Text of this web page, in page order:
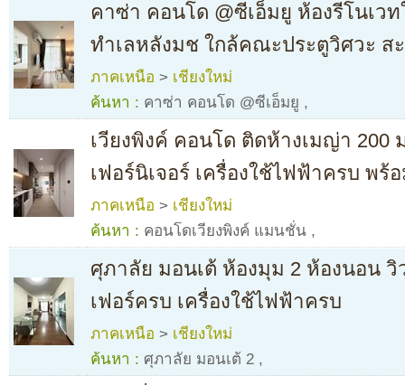
คาซ่า คอนโด @ซีเอ็มยู ห้องรีโนเว
ทำเลหลังมช ใกล้คณะประตูวิศวะ ส
ภาคเหนือ > เชียงใหม่
ค้นหา : คาซ่า คอนโด @ซีเอ็มยู ,
เวียงพิงค์ คอนโด ติดห้างเมญ่า 200
เฟอร์นิเจอร์ เครื่องใช้ไฟฟ้าครบ พร้
ภาคเหนือ > เชียงใหม่
ค้นหา : คอนโดเวียงพิงค์ แมนชั่น ,
ศุภาลัย มอนเต้ ห้องมุม 2 ห้องนอน
เฟอร์ครบ เครื่องใช้ไฟฟ้าครบ
ภาคเหนือ > เชียงใหม่
ค้นหา : ศุภาลัย มอนเต้ 2 ,